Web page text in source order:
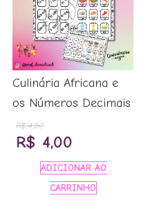
Culinária Africana e
os Números Decimais
R$4,50
O
preço
original
R$ 4,00O
preço
atual
ADICIONAR AO
CARRINHO